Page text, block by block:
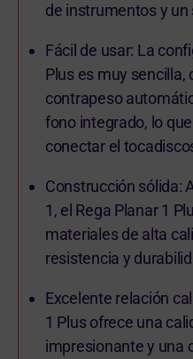
de instrumentos y
Fácil de usar: La
Plus es muy sencilla,
contrapeso
fono integrado, lo
conectar el
Construcción sólida:
1, el Rega Planar 1
materiales de alta
resistencia y
Excelente relación
1 Plus ofrece una
impresionante y una